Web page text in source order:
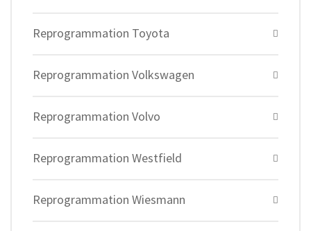
Reprogrammation Toyota
Reprogrammation Volkswagen
Reprogrammation Volvo
Reprogrammation Westfield
Reprogrammation Wiesmann